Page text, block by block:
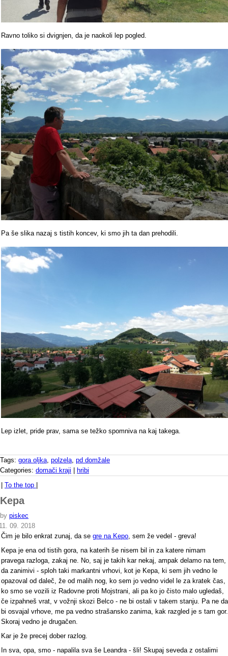
Ravno toliko si dvignjen, da je naokoli lep pogled.
Pa še slika nazaj s tistih koncev, ki smo jih ta dan prehodili.
Lep izlet, pride prav, sama se težko spomniva na kaj takega.
Tags: gora oljka, polzela, pd domžale
Categories: domači kraji
hribi
To the top
Kepa
by piskec
09. 2018
Čim je bilo enkrat zunaj, da se gre na Kepo, sem že vedel - greva!
Kepa je ena od tistih gora, na katerih še nisem bil in za katere nimam
pravega razloga, zakaj ne. No, saj je takih kar nekaj, ampak delamo na tem,
da zanimivi - sploh taki markantni vrhovi, kot je Kepa, ki sem jih vedno le
opazoval od daleč, že od malih nog, ko sem jo vedno videl le za kratek čas,
ko smo se vozili iz Radovne proti Mojstrani, ali pa ko jo čisto malo ugledaš,
če izpahneš vrat, v vožnji skozi Belco - ne bi ostali v takem stanju. Pa ne da
bi osvajal vrhove, me pa vedno strašansko zanima, kak razgled je s tam gor.
Skoraj vedno je drugačen.
Kar je že precej dober razlog.
In sva, opa, smo - napalila sva še Leandra - šli! Skupaj seveda z ostalimi